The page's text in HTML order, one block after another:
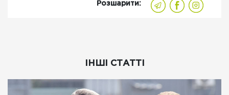
Розшарити:
ІНШІ СТАТТІ